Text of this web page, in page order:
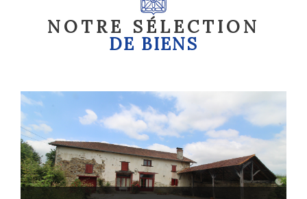
Piscine Parking Terrasse
NOTRE SÉLECTION
DE BIENS